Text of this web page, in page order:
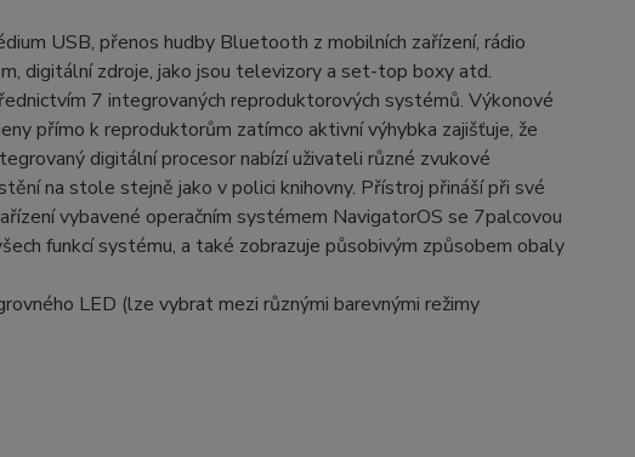
USB, přenos hudby Bluetooth z mobilních zařízení, rádio
digitální zdroje, jako jsou televizory a set-top boxy atd.
7 integrovaných reproduktorových systémů. Výkonové
přímo k reproduktorům zatímco aktivní výhybka zajišťuje, že
digitální procesor nabízí uživateli různé zvukové
na stole stejně jako v polici knihovny. Přístroj přináší při své
vybavené operačním systémem NavigatorOS se 7palcovou
funkcí systému, a také zobrazuje působivým způsobem obaly
LED (lze vybrat mezi různými barevnými režimy